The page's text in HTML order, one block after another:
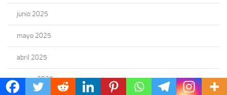
junio 2025
mayo 2025
abril 2025
marzo 2025